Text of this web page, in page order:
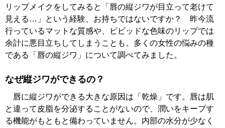
リップメイクをしてみると「唇の縦ジワが目立って老けて
見える…」という経験、お持ちではないですか？ 昨今流
行っているマットな質感や、ビビッドな色味のリップでは
余計に悪目立ちしてしまうことも。多くの女性の悩みの種
である「唇の縦ジワ」について調べてみました。
なぜ縦ジワができるの？
唇に縦ジワができる大きな原因は「乾燥」です。唇は肌
と違って皮脂を分泌することがないので、潤いをキープす
る機能がもともと備わっていません。内部の水分が少なく